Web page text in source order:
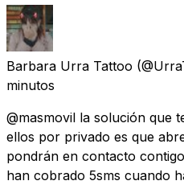
Barbara Urra Tattoo
minutos
@masmovil la solución que
ellos por privado es que
pondrán en contacto
han cobrado 5sms cuando